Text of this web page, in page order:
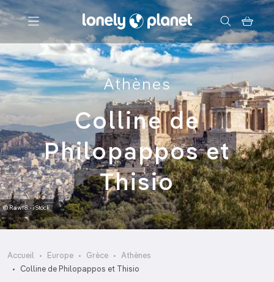
Menu
Votre recherche
Athènes
Colline de
Philopappos et
Thisio
© Rawf8 - iStock
Accueil Europe Grèce
Athènes
Colline de Philopappos et Thisio